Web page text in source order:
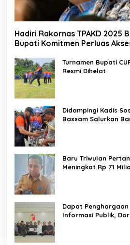
Hadiri Rakornas TPAKD 2025
Bupati Komitmen Perluas
Turnamen Bupati
Resmi Dihelat
Didampingi Kadis
Bassam Salurkan
Baru Triwulan
Meningkat Rp 71
Dapat
Informasi Publik,